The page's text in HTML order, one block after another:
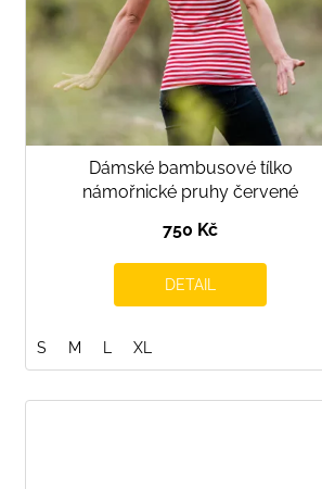
d
ů
Dámské bambusové tílko
námořnické pruhy červené
750 Kč
DETAIL
S M XL